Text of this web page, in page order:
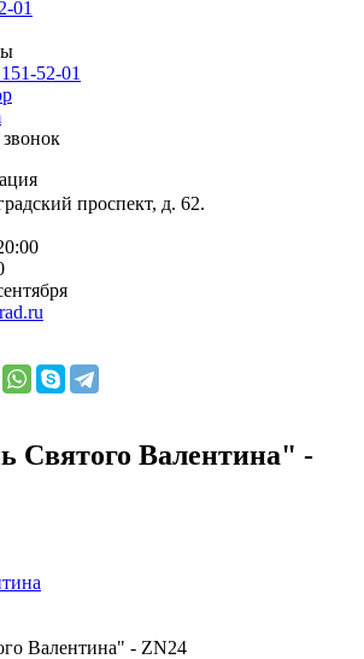
01
52-01
звонок
проспект, д. 62.
Святого Валентина" -
Валентина" - ZN24